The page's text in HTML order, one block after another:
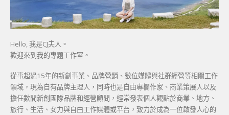
Hello, 我是CJ夫人。
歡迎來到我的專題工作室。
從事超過15年的新創事業、品牌營銷、數位媒體與社群經營等相關工作
領域，現為自有品牌主理人，同時也是自由專欄作家、商業策展人以及
擔任數間新創團隊品牌和經營顧問，經常發表個人觀點於商業、地方、
旅行、生活、女力與自由工作媒體或平台，致力於成為一位啟發人心的